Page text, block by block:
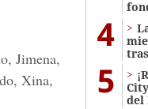
Jimena,
Xina,
4
5
del